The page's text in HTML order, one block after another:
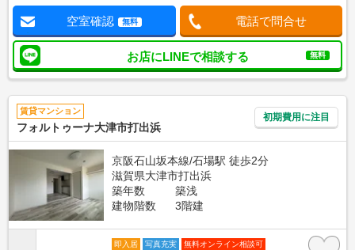
空室確認 無料 電話で問合せ
お店にLINEで相談する 無料
賃貸マンション
フォルトゥーナ大津市打出浜
初期費用に注目
京阪石山坂本線/石場駅 徒歩2分
滋賀県大津市打出浜
築年数
築浅
建物階数
3階建
即入居 写真充実
無料オンライン相談可